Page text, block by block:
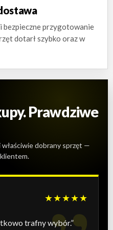
bezpieczne przygotowanie
dotarł szybko oraz w
Prawdziwe
dobrany sprzęt —
★★★★★
trafny wybór.”